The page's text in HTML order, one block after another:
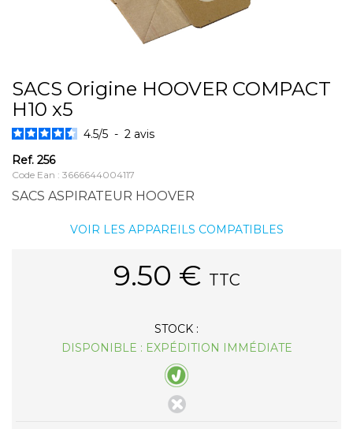
SACS Origine HOOVER COMPACT
H10 x5
4.5/5 - 2 avis
Ref. 256
Code Ean : 3666644004117
SACS ASPIRATEUR HOOVER
VOIR LES APPAREILS COMPATIBLES
9.50 € TTC
STOCK :
DISPONIBLE : EXPÉDITION IMMÉDIATE